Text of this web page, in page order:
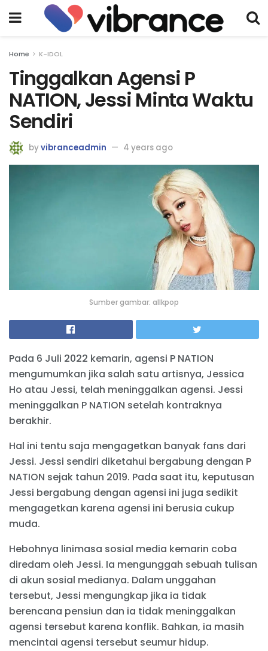
Home K-IDOL
Tinggalkan Agensi P
NATION, Jessi Minta Waktu
Sendiri
byvibranceadmin 4 years ago
Sumber gambar: allkpop
Pada 6 Juli 2022 kemarin, agensi P NATION
mengumumkan jika salah satu artisnya, Jessica
Ho atau Jessi, telah meninggalkan agensi. Jessi
meninggalkan P NATION setelah kontraknya
berakhir.
Hal ini tentu saja mengagetkan banyak fans dari
Jessi. Jessi sendiri diketahui bergabung dengan P
NATION sejak tahun 2019. Pada saat itu, keputusan
Jessi bergabung dengan agensi ini juga sedikit
mengagetkan karena agensi ini berusia cukup
muda.
Hebohnya linimasa sosial media kemarin coba
diredam oleh Jessi. Ia mengunggah sebuah tulisan
di akun sosial medianya. Dalam unggahan
tersebut, Jessi mengungkap jika ia tidak
berencana pensiun dan ia tidak meninggalkan
agensi tersebut karena konflik. Bahkan, ia masih
mencintai agensi tersebut seumur hidup.